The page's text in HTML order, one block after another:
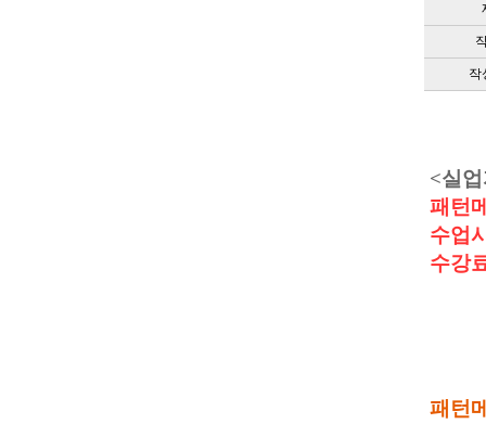
작
<실
패턴
수업
수강
패턴